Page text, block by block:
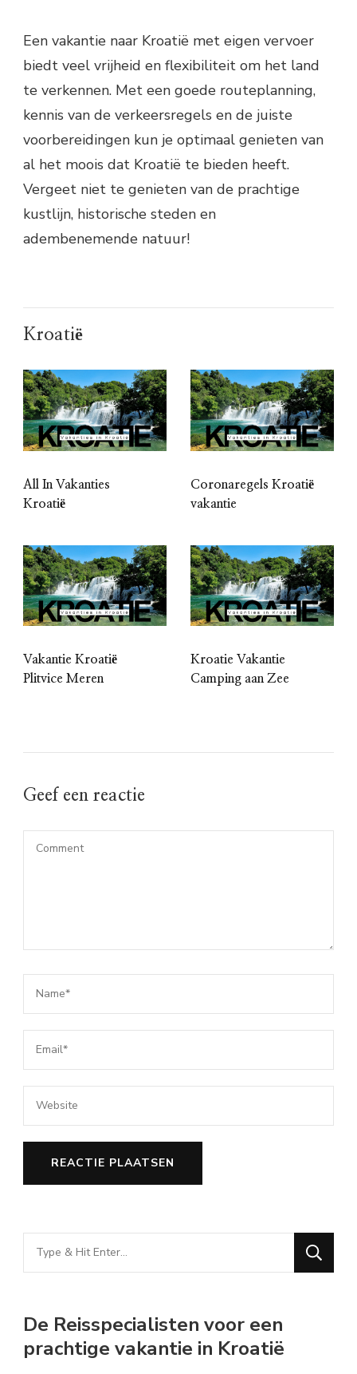
Een vakantie naar Kroatië met eigen vervoer
biedt veel vrijheid en flexibiliteit om het land
te verkennen. Met een goede routeplanning,
kennis van de verkeersregels en de juiste
voorbereidingen kun je optimaal genieten van
al het moois dat Kroatië te bieden heeft.
Vergeet niet te genieten van de prachtige
kustlijn, historische steden en
adembenemende natuur!
Kroatië
All In Vakanties
Kroatië
Coronaregels Kroatië
vakantie
Vakantie Kroatië
Plitvice Meren
Kroatie Vakantie
Camping aan Zee
Geef een reactie
Looking
for
De Reisspecialisten voor een
prachtige vakantie in Kroatië